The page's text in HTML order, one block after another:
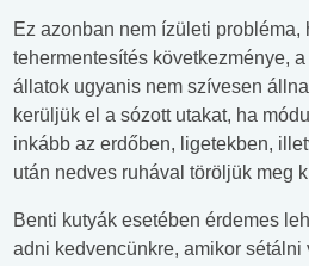
Ez azonban nem ízületi probléma,
tehermentesítés következménye,
állatok ugyanis nem szívesen
kerüljük el a sózott utakat, ha
inkább az erdőben, ligetekben,
után nedves ruhával töröljük meg
Benti kutyák esetében érdemes
adni kedvencünkre, amikor sétálni